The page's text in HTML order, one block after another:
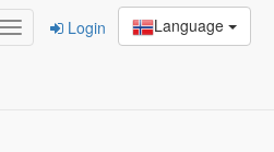
Language
Login